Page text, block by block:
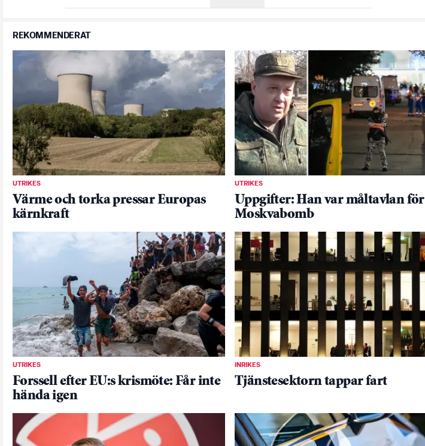
REKOMMENDERAT
UTRIKES
Värme och torka pressar Europas
kärnkraft
UTRIKES
Uppgifter: Han var måltavlan för
Moskvabomb
UTRIKES
Forssell efter EU:s krismöte: Får inte
hända igen
INRIKES
Tjänstesektorn tappar fart